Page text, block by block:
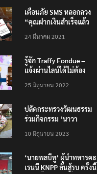
เตือนภัย SMS หลอกลวง
“คุณฝากเงินสำเร็จแล้ว
200,000 บาท”
24 มีนาคม 2021
รู้จัก Traffy Fondue –
แจ้งผ่านไลน์ได้ไม่ต้อง
ทั่วไทย ไม่ใช่แค่ในกรุง
25 มิถุนายน 2022
ปลัดกระทรวงวัฒนธรรม
ร่วมกิจกรรม ‘นาวา
ตักบาตรทางน้ำ
10 มิถุนายน 2023
‘นายพลบีทู’ ผู้นำทหารคะ
เรนนี KNPP ลั่นสู้รบ ครั้งนี้